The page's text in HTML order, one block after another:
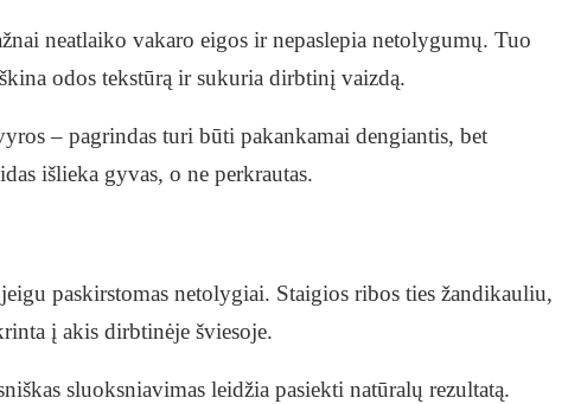
neatlaiko vakaro eigos ir nepaslepia netolygumų. Tuo
odos tekstūrą ir sukuria dirbtinį vaizdą.
– pagrindas turi būti pakankamai dengiantis, bet
išlieka gyvas, o ne perkrautas.
paskirstomas netolygiai. Staigios ribos ties žandikauliu,
į akis dirbtinėje šviesoje.
sluoksniavimas leidžia pasiekti natūralų rezultatą.